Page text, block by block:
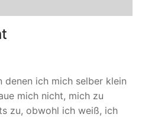
denen ich mich selber klein
mich nicht, mich zu
zu, obwohl ich weiß, ich